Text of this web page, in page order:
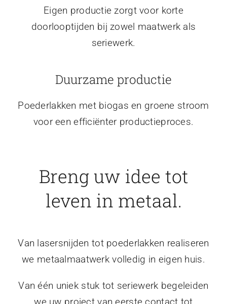
Eigen productie zorgt voor korte
doorlooptijden bij zowel maatwerk als
seriewerk.
Duurzame productie
Poederlakken met biogas en groene stroom
voor een efficiënter productieproces.
Breng uw idee tot
leven in metaal.
Van lasersnijden tot poederlakken realiseren
we metaalmaatwerk volledig in eigen huis.
Van één uniek stuk tot seriewerk begeleiden